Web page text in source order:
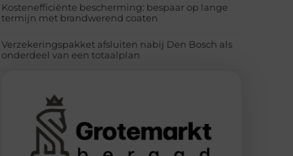
Kostenefficiënte bescherming: bespaar op lange
termijn met brandwerend coaten
Verzekeringspakket afsluiten nabij Den Bosch als
onderdeel van een totaalplan